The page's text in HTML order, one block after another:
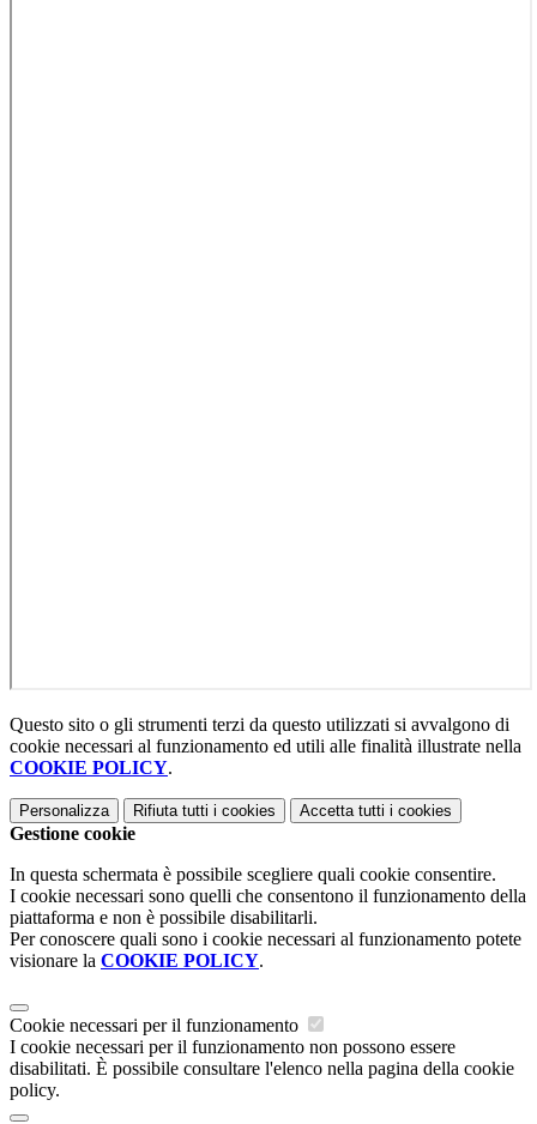
Questo sito o gli strumenti terzi da questo utilizzati si avvalgono di
cookie necessari al funzionamento ed utili alle finalità illustrate nella
COOKIE POLICY.
Personalizza Rifiuta tutti i cookies Accetta tutti i cookies
Gestione cookie
In questa schermata è possibile scegliere quali cookie consentire.
I cookie necessari sono quelli che consentono il funzionamento della
piattaforma e non è possibile disabilitarli.
Per conoscere quali sono i cookie necessari al funzionamento potete
visionare la COOKIE POLICY.
Cookie necessari per il funzionamento
I cookie necessari per il funzionamento non possono essere
disabilitati. È possibile consultare l'elenco nella pagina della cookie
policy.